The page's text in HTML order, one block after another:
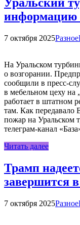
Уральский
информацию
7 октября 2025Разное
На Уральском
о возгорании.
сообщили в пресс-
в мебельном цеху на
работает в штатном
там. Как передавало
пожар на Уральском
телеграм-канал
Читать далее
Трамп
завершится
7 октября 2025Разное